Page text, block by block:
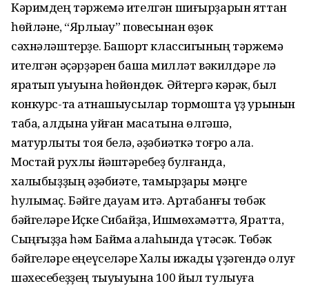
Кәримдең тәржемә ителгән шиғырҙарын яттан
һөйләне, “Ярлыҡау” повесынан өҙөк
сәхнәләштерҙе. Башҡорт классигының тәржемә
ителгән әҫәрҙәрен башҡа милләт вәкилдәре лә
яратып уҡыуына һөйөндөк. Әйтергә кәрәк, был
конкурс-та ҡатнашыусылар тормошта үҙ урынын
таба, алдына ҡуйған маҡсатына өлгәшә,
матурлыҡты тоя белә, әҙәбиәткә тоғро ҡала.
Мостай рухлы йәштәребеҙ булғанда,
халҡыбыҙҙың әҙәбиәте, тамырҙары мәңге
һулымаҫ. Бәйге дауам итә. Артабанғы төбәк
бәйгеләре Иҫке Сибайҙа, Ишмөхәмәттә, Яратта,
Сыңғыҙҙа һәм Баймаҡ ҡалаһында үтәсәк. Төбәк
бәйгеләре еңеүселәре Халыҡ ижады үҙәгендә олуғ
шәхесебеҙҙең тыуыуына 100 йыл тулыуға